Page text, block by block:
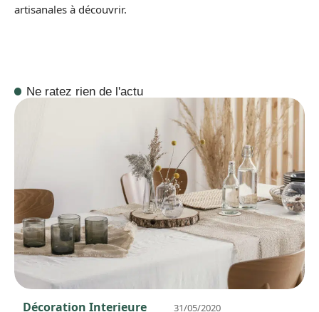
artisanales à découvrir.
Ne ratez rien de l'actu
Décoration Interieure 31/05/2020